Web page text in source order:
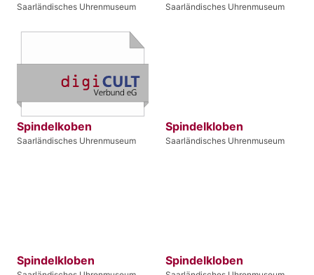
Saarländisches Uhrenmuseum Saarländisches Uhrenmuseum
Spindelkoben
Saarländisches Uhrenmuseum
Spindelkloben
Saarländisches Uhrenmuseum
Spindelkloben Spindelkloben